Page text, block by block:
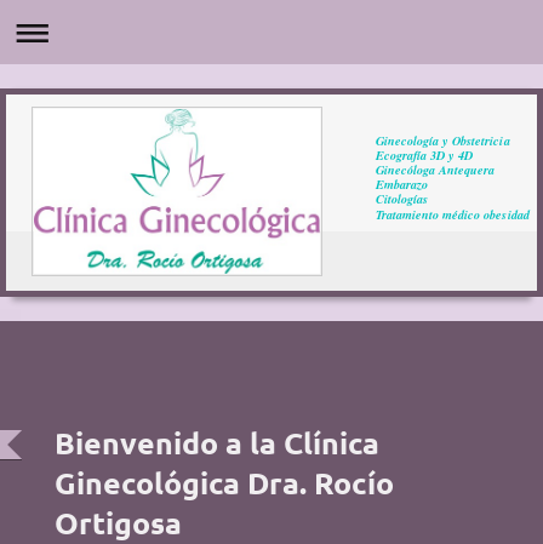
Ginecología y Obstetricia
Ecografía 3D y 4D
Ginecóloga Antequera
Embarazo
Citologías
Tratamiento médico obesidad
Bienvenido a la Clínica
Ginecológica Dra. Rocío
Ortigosa